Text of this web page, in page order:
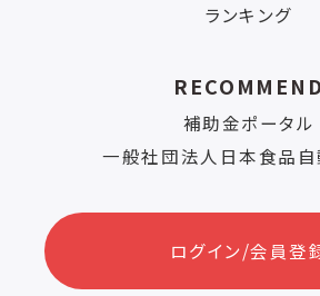
ランキング
RECOMMEND
補助金ポータル
一般社団法人日本食品
ログイン/会員登